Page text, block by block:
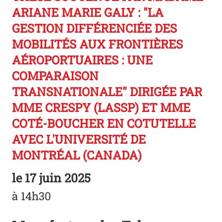
ARIANE MARIE GALY : "LA
GESTION DIFFÉRENCIÉE DES
MOBILITÉS AUX FRONTIÈRES
AÉROPORTUAIRES : UNE
COMPARAISON
TRANSNATIONALE" DIRIGÉE PAR
MME CRESPY (LASSP) ET MME
COTÉ-BOUCHER EN COTUTELLE
AVEC L'UNIVERSITÉ DE
MONTRÉAL (CANADA)
le17 juin 2025
à 14h30